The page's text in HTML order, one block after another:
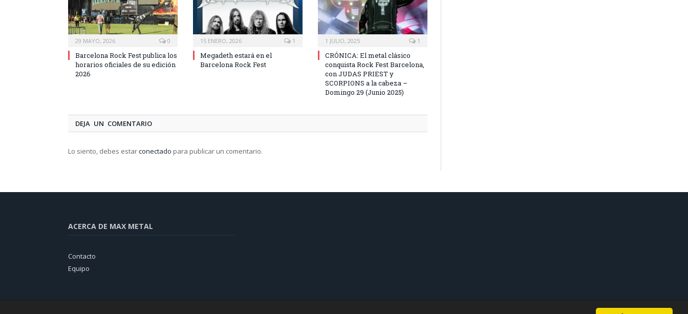
29 MAYO, 2026 0
Barcelona Rock Fest publica los
horarios oficiales de su edición
2026
15 ENERO, 2026 1
Megadeth estará en el
Barcelona Rock Fest
1 JULIO, 2025 1
CRÓNICA: El metal clásico
conquista Rock Fest Barcelona,
con JUDAS PRIEST y
SCORPIONS a la cabeza –
Domingo 29 (Junio 2025)
DEJA UN COMENTARIO
Lo siento, debes estarconectado para publicar un comentario.
ACERCA DE MAX METAL
Contacto
Equipo